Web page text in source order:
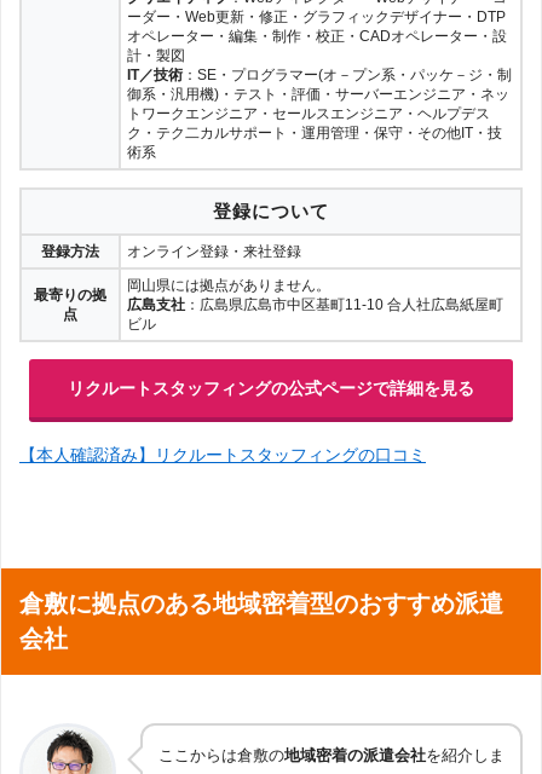
ーダー・Web更新・修正・グラフィックデザイナー・DTP
オペレーター・編集・制作・校正・CADオペレーター・設
計・製図
IT／技術 ：SE・プログラマー(オ－プン系・パッケ－ジ・制
御系・汎用機)・テスト・評価・サーバーエンジニア・ネッ
トワークエンジニア・セールスエンジニア・ヘルプデス
ク・テク二カルサポート・運用管理・保守・その他IT・技
術系
登録について
登録方法 オンライン登録・来社登録
最寄りの拠
点
岡山県には拠点がありません。
広島支社 ：広島県広島市中区基町11-10 合人社広島紙屋町
ビル
リクルートスタッフィングの公式ページで詳細を見る
【本人確認済み】リクルートスタッフィングの口コミ
倉敷に拠点のある地域密着型のおすすめ派遣
会社
ここからは倉敷の地域密着の派遣会社を紹介しま